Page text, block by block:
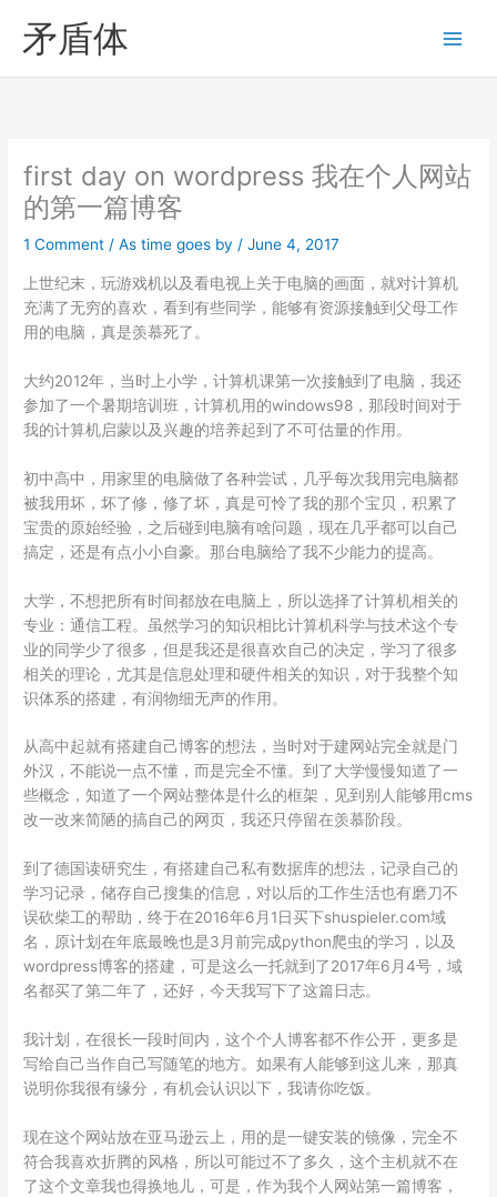
content
矛盾体
first day on wordpress 我在个人网站
的第一篇博客
1 Comment /As time goes by /June 4, 2017
上世纪末，玩游戏机以及看电视上关于电脑的画面，就对计算机
充满了无穷的喜欢，看到有些同学，能够有资源接触到父母工作
用的电脑，真是羡慕死了。
大约2012年，当时上小学，计算机课第一次接触到了电脑，我还
参加了一个暑期培训班，计算机用的windows98，那段时间对于
我的计算机启蒙以及兴趣的培养起到了不可估量的作用。
初中高中，用家里的电脑做了各种尝试，几乎每次我用完电脑都
被我用坏，坏了修，修了坏，真是可怜了我的那个宝贝，积累了
宝贵的原始经验，之后碰到电脑有啥问题，现在几乎都可以自己
搞定，还是有点小小自豪。那台电脑给了我不少能力的提高。
大学，不想把所有时间都放在电脑上，所以选择了计算机相关的
专业：通信工程。虽然学习的知识相比计算机科学与技术这个专
业的同学少了很多，但是我还是很喜欢自己的决定，学习了很多
相关的理论，尤其是信息处理和硬件相关的知识，对于我整个知
识体系的搭建，有润物细无声的作用。
从高中起就有搭建自己博客的想法，当时对于建网站完全就是门
外汉，不能说一点不懂，而是完全不懂。到了大学慢慢知道了一
些概念，知道了一个网站整体是什么的框架，见到别人能够用cms
改一改来简陋的搞自己的网页，我还只停留在羡慕阶段。
到了德国读研究生，有搭建自己私有数据库的想法，记录自己的
学习记录，储存自己搜集的信息，对以后的工作生活也有磨刀不
误砍柴工的帮助，终于在2016年6月1日买下shuspieler.com域
名，原计划在年底最晚也是3月前完成python爬虫的学习，以及
wordpress博客的搭建，可是这么一托就到了2017年6月4号，域
名都买了第二年了，还好，今天我写下了这篇日志。
我计划，在很长一段时间内，这个个人博客都不作公开，更多是
写给自己当作自己写随笔的地方。如果有人能够到这儿来，那真
说明你我很有缘分，有机会认识以下，我请你吃饭。
现在这个网站放在亚马逊云上，用的是一键安装的镜像，完全不
符合我喜欢折腾的风格，所以可能过不了多久，这个主机就不在
了这个文章我也得换地儿，可是，作为我个人网站第一篇博客，